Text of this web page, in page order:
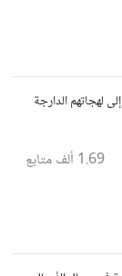
لهجاتهم الدارجة
1.69 ألف متابع